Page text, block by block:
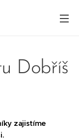
Dobříš
zajistíme